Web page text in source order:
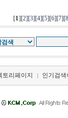
[1][2][3][4][5][6][7][8
토리페이지 | 인기검색